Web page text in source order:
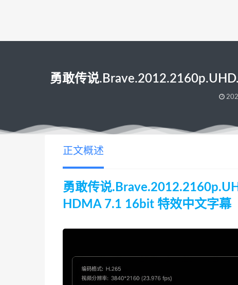
勇敢传说
正文概述
勇敢传说
HDMA 7.1 16bit 特效中文字幕